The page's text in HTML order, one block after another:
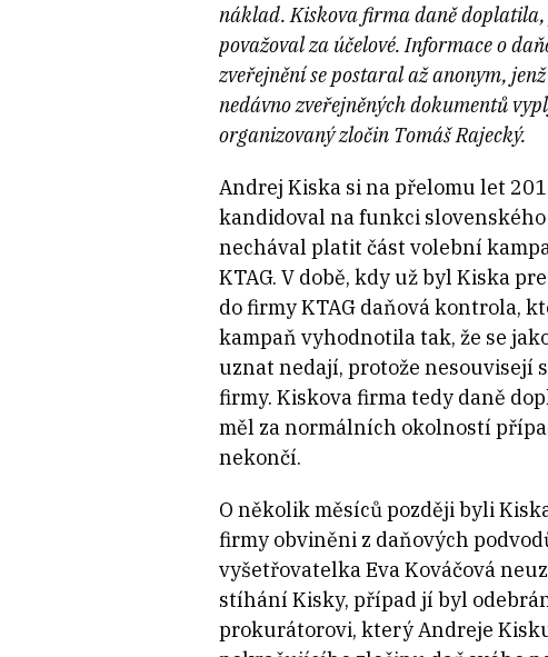
náklad. Kiskova firma daně
považoval za účelové. Informace o
zveřejnění se postaral až anonym,
nedávno zveřejněných dokumentů
organizovaný zločin Tomáš Rajecký.
Andrej Kiska si na přelomu let
kandidoval na funkci
nechával platit část volební
KTAG. V době, kdy už byl Kiska
do firmy KTAG daňová kontrola,
kampaň vyhodnotila tak, že se
uznat nedají, protože nesouvisejí
firmy. Kiskova firma tedy daně
měl za normálních okolností
nekončí.
O několik měsíců později byli
firmy obviněni z daňových
vyšetřovatelka Eva Kováčová
stíhání Kisky, případ jí byl
prokurátorovi, který Andreje